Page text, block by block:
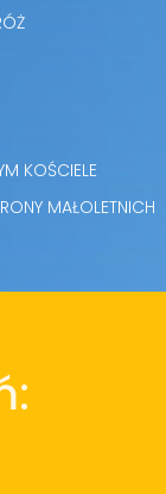
KOŚCIELE
MAŁOLETNICH